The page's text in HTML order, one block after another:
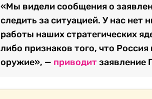
«Мы видели сообщения о
следить за ситуацией. У нас нет
работы наших стратегических
либо признаков того, что
оружие», — приводитзаявление